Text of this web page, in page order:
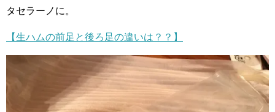
タセラーノに。
【生ハムの前足と後ろ足の違いは？？】